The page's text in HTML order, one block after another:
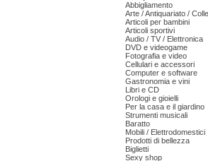
Abbigliamento
Arte / Antiquariato /
Articoli per bambini
Articoli sportivi
Audio / TV / Elettronica
DVD e videogame
Fotografia e video
Cellulari e accessori
Computer e software
Gastronomia e vini
Libri e CD
Orologi e gioielli
Per la casa e il giardino
Strumenti musicali
Baratto
Mobili / Elettrodomestici
Prodotti di bellezza
Biglietti
Sexy shop